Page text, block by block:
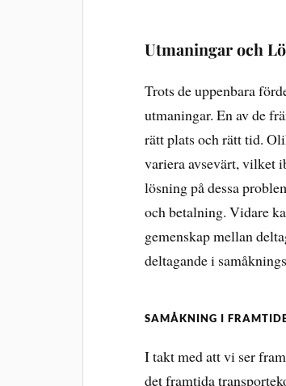
Utmaningar och
Trots de uppenbara
utmaningar. En av de
rätt plats och rätt tid.
variera avsevärt, vilket
lösning på dessa
och betalning. Vidare
gemenskap mellan
deltagande i
SAMÅKNING I
I takt med att vi ser
det framtida